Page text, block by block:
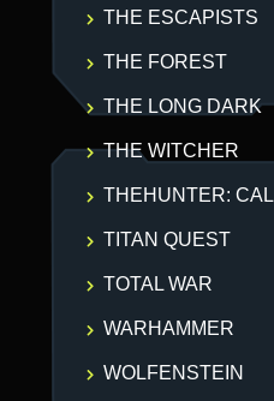
THE ESCAPISTS
THE FOREST
THE LONG DARK
THE WITCHER
THEHUNTER:
TITAN QUEST
TOTAL WAR
WARHAMMER
WOLFENSTEIN